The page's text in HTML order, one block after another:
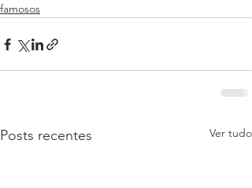
famosos
Posts recentes Ver tudo